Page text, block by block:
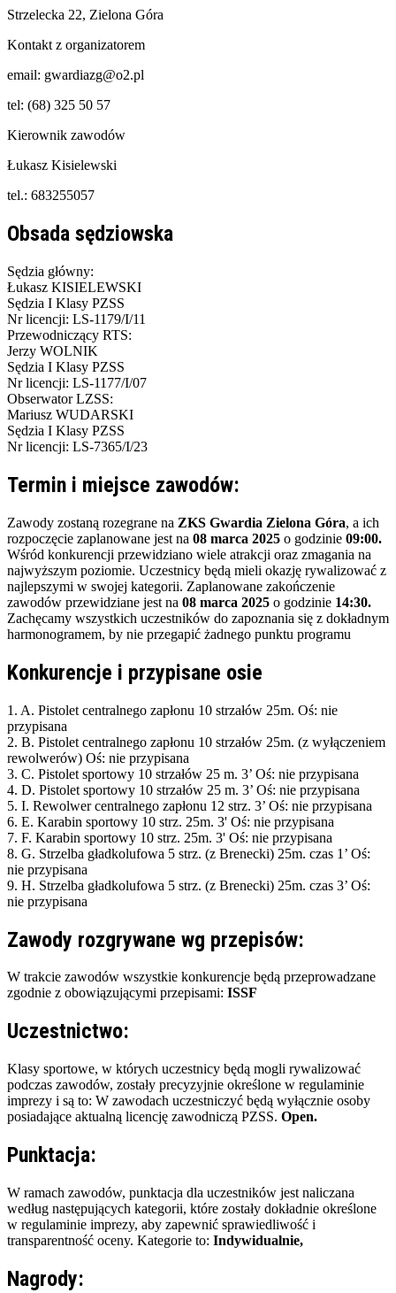
Strzelecka 22, Zielona Góra
Kontakt z organizatorem
email: gwardiazg@o2.pl
tel: (68) 325 50 57
Kierownik zawodów
Łukasz Kisielewski
tel.: 683255057
Obsada sędziowska
Sędzia główny:
Łukasz KISIELEWSKI
Sędzia I Klasy PZSS
Nr licencji: LS-1179/I/11
Przewodniczący RTS:
Jerzy WOLNIK
Sędzia I Klasy PZSS
Nr licencji: LS-1177/I/07
Obserwator LZSS:
Mariusz WUDARSKI
Sędzia I Klasy PZSS
Nr licencji: LS-7365/I/23
Termin i miejsce zawodów:
Zawody zostaną rozegrane na ZKS Gwardia Zielona Góra, a ich
rozpoczęcie zaplanowane jest na 08 marca 2025 o godzinie 09:00.
Wśród konkurencji przewidziano wiele atrakcji oraz zmagania na
najwyższym poziomie. Uczestnicy będą mieli okazję rywalizować z
najlepszymi w swojej kategorii. Zaplanowane zakończenie
zawodów przewidziane jest na 08 marca 2025 o godzinie 14:30.
Zachęcamy wszystkich uczestników do zapoznania się z dokładnym
harmonogramem, by nie przegapić żadnego punktu programu
Konkurencje i przypisane osie
1. A. Pistolet centralnego zapłonu 10 strzałów 25m. Oś: nie
przypisana
2. B. Pistolet centralnego zapłonu 10 strzałów 25m. (z wyłączeniem
rewolwerów) Oś: nie przypisana
3. C. Pistolet sportowy 10 strzałów 25 m. 3’ Oś: nie przypisana
4. D. Pistolet sportowy 10 strzałów 25 m. 3’ Oś: nie przypisana
5. I. Rewolwer centralnego zapłonu 12 strz. 3’ Oś: nie przypisana
6. E. Karabin sportowy 10 strz. 25m. 3' Oś: nie przypisana
7. F. Karabin sportowy 10 strz. 25m. 3' Oś: nie przypisana
8. G. Strzelba gładkolufowa 5 strz. (z Brenecki) 25m. czas 1’ Oś:
nie przypisana
9. H. Strzelba gładkolufowa 5 strz. (z Brenecki) 25m. czas 3’ Oś:
nie przypisana
Zawody rozgrywane wg przepisów:
W trakcie zawodów wszystkie konkurencje będą przeprowadzane
zgodnie z obowiązującymi przepisami: ISSF
Uczestnictwo:
Klasy sportowe, w których uczestnicy będą mogli rywalizować
podczas zawodów, zostały precyzyjnie określone w regulaminie
imprezy i są to: W zawodach uczestniczyć będą wyłącznie osoby
posiadające aktualną licencję zawodniczą PZSS. Open.
Punktacja:
W ramach zawodów, punktacja dla uczestników jest naliczana
według następujących kategorii, które zostały dokładnie określone
w regulaminie imprezy, aby zapewnić sprawiedliwość i
transparentność oceny. Kategorie to: Indywidualnie,
Nagrody: